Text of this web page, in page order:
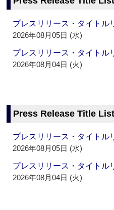
プレスリリース・タイト
2026年08月05日 (水)
プレスリリース・タイト
2026年08月04日 (火)
Press Release Title
プレスリリース・タイト
2026年08月05日 (水)
プレスリリース・タイト
2026年08月04日 (火)